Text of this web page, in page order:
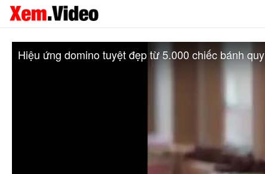
Hiệu ứng domino tuyệt đẹp từ 5.000 chiếc bánh quy